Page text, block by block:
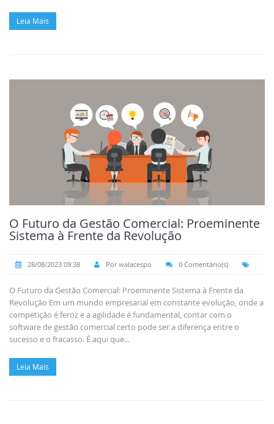
Leia Mais
O Futuro da Gestão Comercial: Proeminente
Sistema à Frente da Revolução
28/08/2023 09:38 Por walacespo 0 Comentário(s)
O Futuro da Gestão Comercial: Proeminente Sistema à Frente da
Revolução Em um mundo empresarial em constante evolução, onde a
competição é feroz e a agilidade é fundamental, contar com o
software de gestão comercial certo pode ser a diferença entre o
sucesso e o fracasso. É aqui que...
Leia Mais